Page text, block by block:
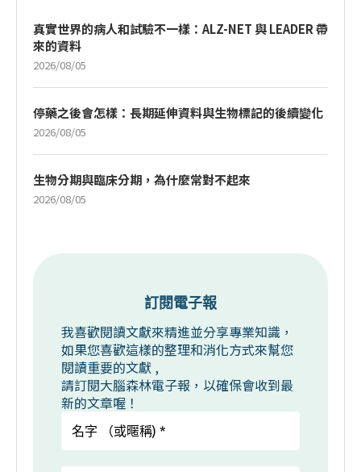
真實世界的病人和試驗不一樣：ALZ-NET 與 LEADER 帶
來的資料
2026/08/05
停藥之後會怎樣：長期延伸資料與生物標記的後續變化
2026/08/05
生物分期與臨床分期，為什麼常對不起來
2026/08/05
訂閱電子報
我喜歡閱讀文獻來精進並分享專業知識，
如果您喜歡這樣的整理和消化方式來幫您
閱讀重要的文獻 ,
請訂閱大腦森林電子報，以確保會收到最
新的文章喔！